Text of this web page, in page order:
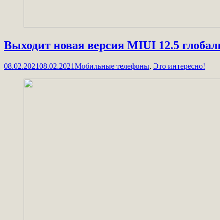
Выходит новая версия MIUI 12.5
08.02.202108.02.2021Мобильные телефоны, Это интересно!